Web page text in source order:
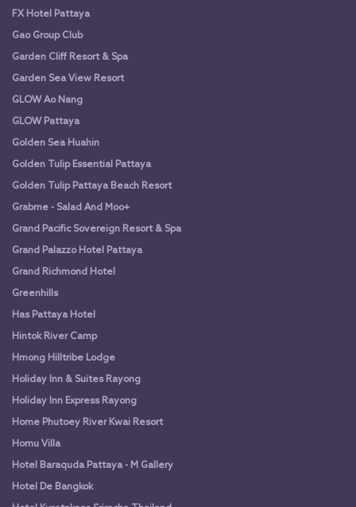
FX Hotel Pattaya
Gao Group Club
Garden Cliff Resort & Spa
Garden Sea View Resort
GLOW Ao Nang
GLOW Pattaya
Golden Sea Huahin
Golden Tulip Essential Pattaya
Golden Tulip Pattaya Beach Resort
Grabme - Salad And Moo+
Grand Pacific Sovereign Resort & Spa
Grand Palazzo Hotel Pattaya
Grand Richmond Hotel
Greenhills
Has Pattaya Hotel
Hintok River Camp
Hmong Hilltribe Lodge
Holiday Inn & Suites Rayong
Holiday Inn Express Rayong
Home Phutoey River Kwai Resort
Homu Villa
Hotel Baraquda Pattaya - M Gallery
Hotel De Bangkok